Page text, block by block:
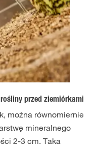
przed ziemiórkami
można równomiernie
mineralnego
2-3 cm. Taka